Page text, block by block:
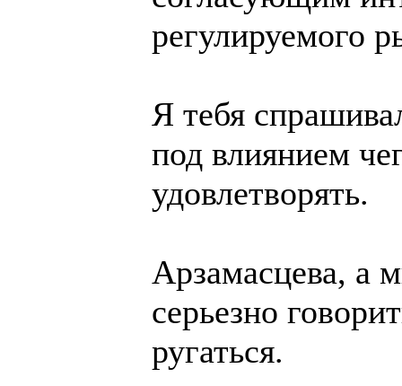
регулируемого
Я тебя
под влиянием
удовлетворять.
Арзамасцева, а
серьезно
ругаться.